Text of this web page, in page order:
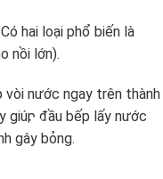
hai loại phổ biến là
nồi lớn).
nước ngay trên thành
giúp đầu bếp lấy nước
gây bỏng.